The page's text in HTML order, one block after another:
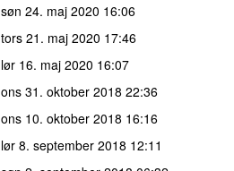
søn 24. maj 2020 16:06
tors 21. maj 2020 17:46
lør 16. maj 2020 16:07
ons 31. oktober 2018 22:36
ons 10. oktober 2018 16:16
lør 8. september 2018 12:11